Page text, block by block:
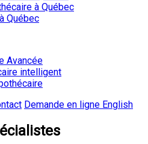
à Québec
Québec
Avancée
intelligent
Demande en ligne English